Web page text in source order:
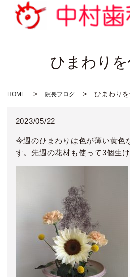
ひまわり
HOME 院長ブログ ひまわり
2023/05/22
今週のひまわりは色が薄い黄色
す。先週の花材も使って3個生け